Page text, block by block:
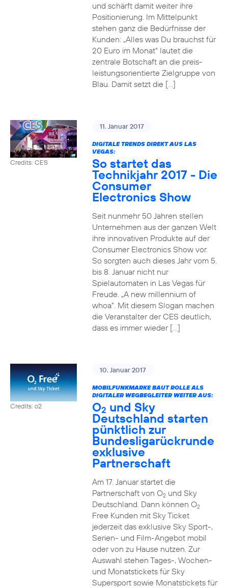
und schärft damit weiter ihre
Positionierung. Im Mittelpunkt
stehen ganz die Bedürfnisse der
Kunden: „Alles was Du brauchst für
20 Euro im Monat“ lautet die
zentrale Botschaft an die preis-
leistungsorientierte Zielgruppe von
Blau. Damit setzt die […]
Credits: CES
11. Januar 2017
DIGITALE TRENDS DIREKT AUS LAS
VEGAS:
So startet das
Technikjahr 2017 - Die
Consumer
Electronics Show
Seit nunmehr 50 Jahren stellen
Unternehmen aus der ganzen Welt
ihre innovativen Produkte auf der
Consumer Electronics Show vor.
So sorgten auch dieses Jahr vom 5.
bis 8. Januar nicht nur
Spielautomaten in Las Vegas für
Freude. „A new millennium of
whoa“. Mit diesem Slogan machen
die Veranstalter der CES deutlich,
dass es immer wieder […]
Credits: o2
10. Januar 2017
MOBILFUNKMARKE BAUT ROLLE ALS
DIGITALER WEGBEGLEITER WEITER AUS:
O2 und Sky
Deutschland starten
pünktlich zur
Bundesligarückrunde
exklusive
Partnerschaft
Am 17. Januar startet die
Partnerschaft von O2und Sky
Deutschland. Dann können O2
Free Kunden mit Sky Ticket
jederzeit das exklusive Sky Sport-,
Serien- und Film-Angebot mobil
oder von zu Hause nutzen. Zur
Auswahl stehen Tages-, Wochen-
und Monatstickets für Sky
Supersport sowie Monatstickets für